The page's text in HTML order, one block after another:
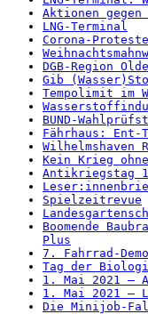
Aktionen gegen
LNG-Terminal
Corona-Proteste
DGB-Region
Gib
Tempolimit im
BUND-
Fährhaus: Ent-
Wilhelmshaven
Kein Krieg
Antikriegstag
Spielzeitrevue
Boomende
Plus
7. Fahrrad-Demo
Tag der
1. Mai 2021 –
1. Mai 2021 –
Die Minijob-